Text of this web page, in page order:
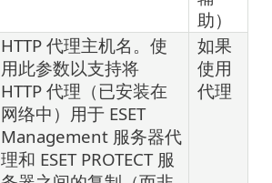
助）
HTTP 代理主机名。使
用此参数以支持将
HTTP 代理（已安装在
网络中）用于 ESET
Management 服务器代
理和 ESET PROTECT 服
如果
使用
代理